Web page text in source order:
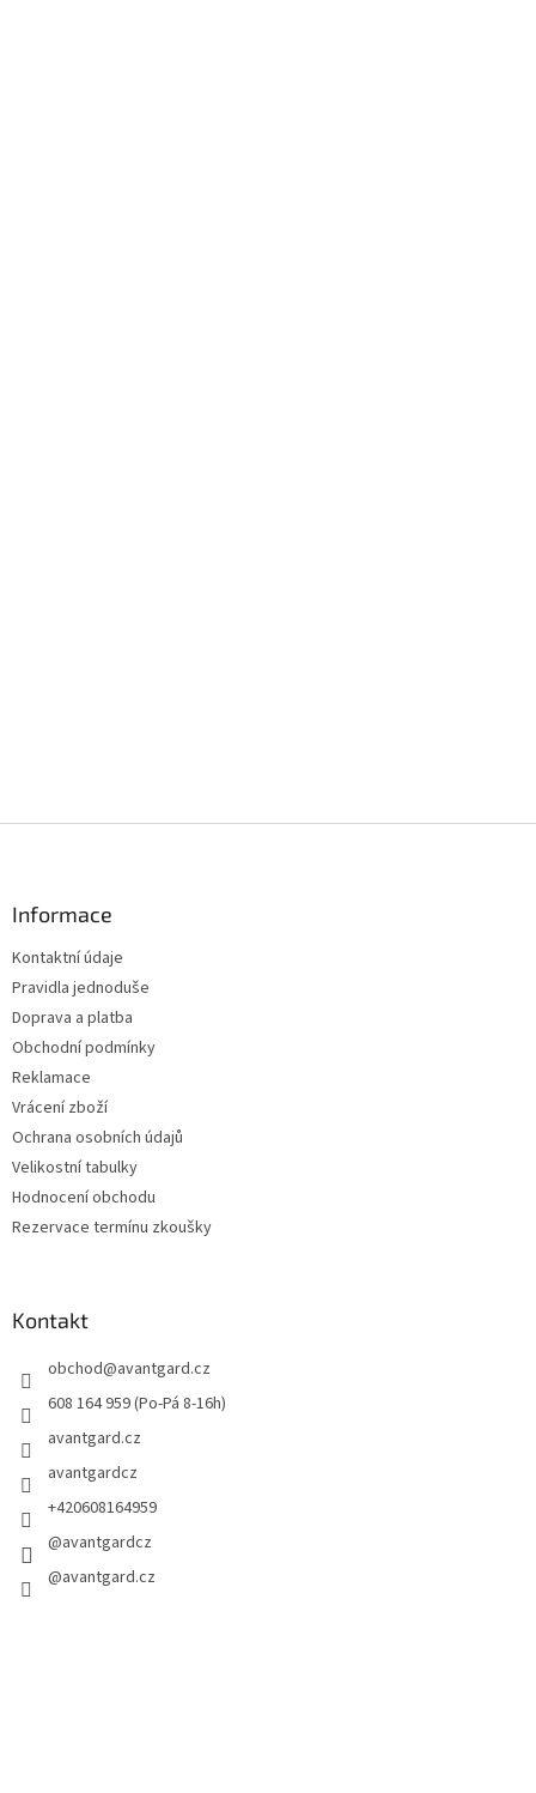
Informace
Kontaktní údaje
Pravidla jednoduše
Doprava a platba
Obchodní podmínky
Reklamace
Vrácení zboží
Ochrana osobních údajů
Velikostní tabulky
Hodnocení obchodu
Rezervace termínu zkoušky
Kontakt
obchod@avantgard.cz
608 164 959 (Po-Pá 8-16h)
avantgard.cz
avantgardcz
+420608164959
@avantgardcz
@avantgard.cz